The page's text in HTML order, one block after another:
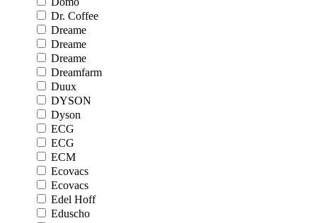
Dr. Coffee
Dreame
Dreame
Dreame
Dreamfarm
Duux
DYSON
Dyson
ECG
ECG
ECM
Ecovacs
Ecovacs
Edel Hoff
Eduscho